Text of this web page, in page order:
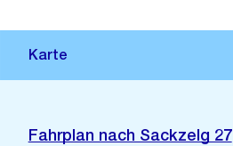
Externer
Fahrplan nach Sackzelg 27